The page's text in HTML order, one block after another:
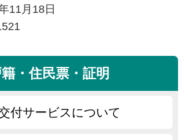
11月18日
籍・住民票・証明
付サービスについて